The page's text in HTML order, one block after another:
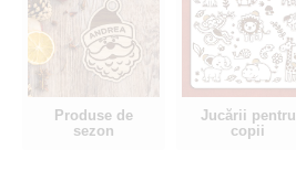
Produse de
sezon
Jucării pentru
copii